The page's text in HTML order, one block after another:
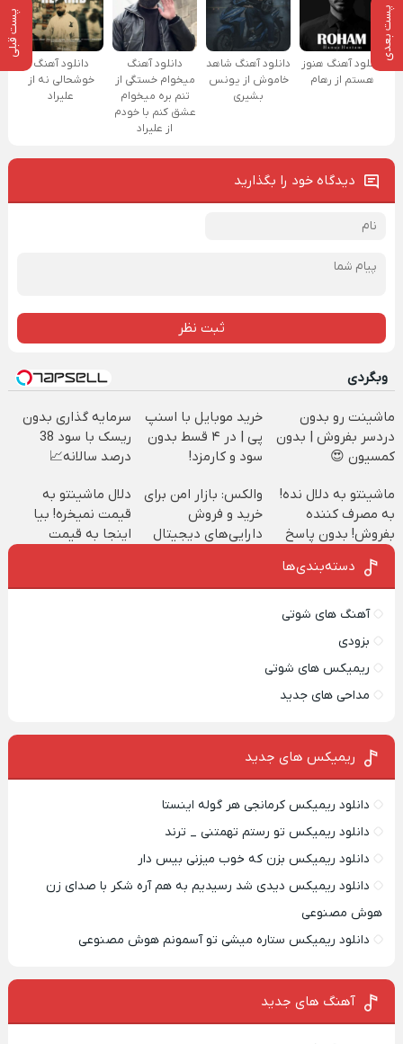
پست بعدی پست قبلی
دانلود آهنگ هنوز
هستم از رهام
دانلود آهنگ شاهد
خاموش از یونس
بشیری
دانلود آهنگ
میخوام خستگی از
تنم بره میخوام
عشق کنم با خودم
از علیراد
دانلود آهنگ
خوشحالی نه از
علیراد
دیدگاه خود را بگذارید
ثبت نظر
وبگردی
ماشینت رو بدون
دردسر بفروش | بدون
کمسیون 😍
خرید موبایل با اسنپ
پی | در ۴ قسط بدون
سود و کارمزد!
سرمایه گذاری بدون
ریسک با سود 38
درصد سالانه📈
ماشینتو به دلال نده!
به مصرف کننده
بفروش! بدون پاسخ
به یک تماس
والکس: بازار امن برای
خرید و فروش
دارایی‌های دیجیتال
دلال ماشینتو به
قیمت نمیخره! بیا
اینجا به قیمت
دسته‌بندی‌ها
آهنگ های شوتی
بزودی
ریمیکس های شوتی
مداحی های جدید
ریمیکس‌ های جدید
دانلود ریمیکس کرمانجی هر گوله اینستا
دانلود ریمیکس تو رستم تهمتنی _ ترند
دانلود ریمیکس بزن که خوب میزنی بیس دار
دانلود ریمیکس دیدی شد رسیدیم به هم آره شکر با صدای زن
هوش مصنوعی
دانلود ریمیکس ستاره میشی تو آسمونم هوش مصنوعی
آهنگ های جدید